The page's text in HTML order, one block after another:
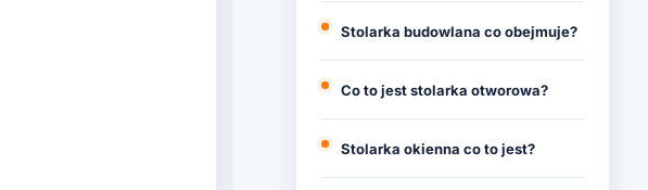
Stolarka budowlana co obejmuje?
Co to jest stolarka otworowa?
Stolarka okienna co to jest?